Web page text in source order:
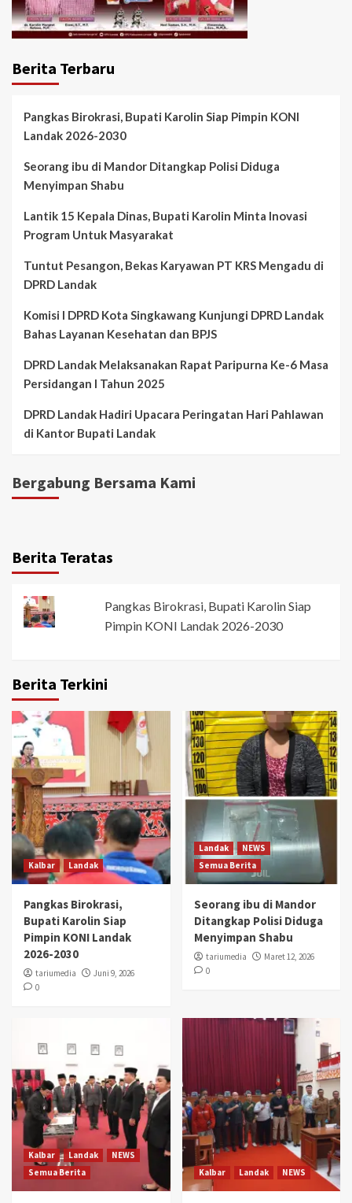
Berita Terbaru
Pangkas Birokrasi, Bupati Karolin Siap Pimpin KONI
Landak 2026-2030
Seorang ibu di Mandor Ditangkap Polisi Diduga
Menyimpan Shabu
Lantik 15 Kepala Dinas, Bupati Karolin Minta Inovasi
Program Untuk Masyarakat
Tuntut Pesangon, Bekas Karyawan PT KRS Mengadu di
DPRD Landak
Komisi I DPRD Kota Singkawang Kunjungi DPRD Landak
Bahas Layanan Kesehatan dan BPJS
DPRD Landak Melaksanakan Rapat Paripurna Ke-6 Masa
Persidangan I Tahun 2025
DPRD Landak Hadiri Upacara Peringatan Hari Pahlawan
di Kantor Bupati Landak
Bergabung Bersama Kami
Berita Teratas
Pangkas Birokrasi, Bupati Karolin Siap
Pimpin KONI Landak 2026-2030
Berita Terkini
Kalbar Landak
Pangkas Birokrasi,
Bupati Karolin Siap
Pimpin KONI Landak
2026-2030
tariumedia
Juni 9, 2026
0
Landak
NEWS
Semua Berita
Seorang ibu di Mandor
Ditangkap Polisi Diduga
Menyimpan Shabu
tariumedia
Maret 12, 2026
0
Kalbar Landak
NEWS
Semua Berita
Kalbar Landak NEWS